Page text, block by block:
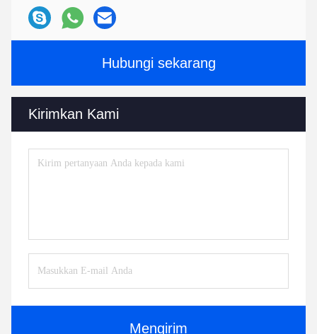
Hubungi sekarang
Kirimkan Kami
Mengirim